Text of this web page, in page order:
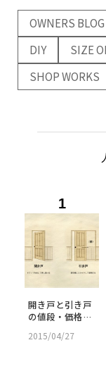
OWNERS BLOG
DIY
SIZE
SHOP WORKS
1
開き戸と引き戸
の値段・価格差
性・間取り・選
2015/04/27